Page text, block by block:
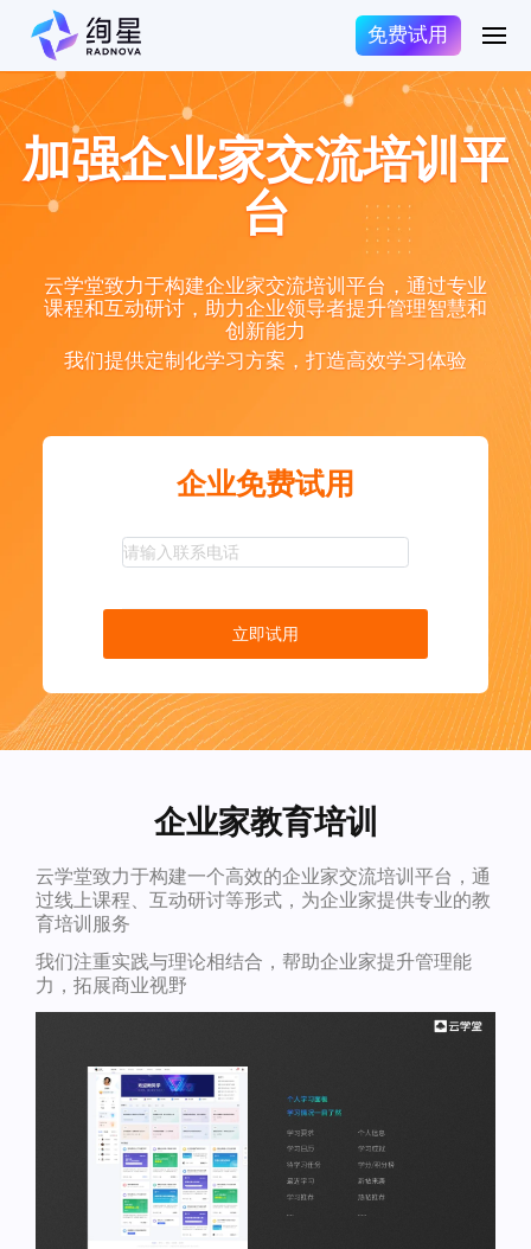
免费试用
加强企业家交流培训平
台
云学堂致力于构建企业家交流培训平台，通过专业
课程和互动研讨，助力企业领导者提升管理智慧和
创新能力
我们提供定制化学习方案，打造高效学习体验
企业免费试用
立即试用
企业家教育培训
云学堂致力于构建一个高效的企业家交流培训平台，通
过线上课程、互动研讨等形式，为企业家提供专业的教
育培训服务
我们注重实践与理论相结合，帮助企业家提升管理能
力，拓展商业视野